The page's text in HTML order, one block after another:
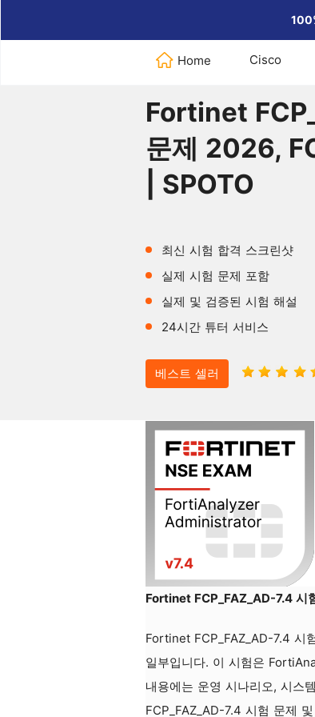
Home Cisco
Home > Fortinet > Fortinet
Fortinet
문제 2026,
| SPOTO
최신 시험 합격 스크린샷
실제 시험 문제 포함
실제 및 검증된 시험 해설
24시간 튜터 서비스
베스트 셀러
Fortinet FCP_FAZ_AD-7.4 시
Fortinet FCP_FAZ_AD-7.4
일부입니다. 이 시험은
내용에는 운영 시나리오, 시스
FCP_FAZ_AD-7.4 시험 문제